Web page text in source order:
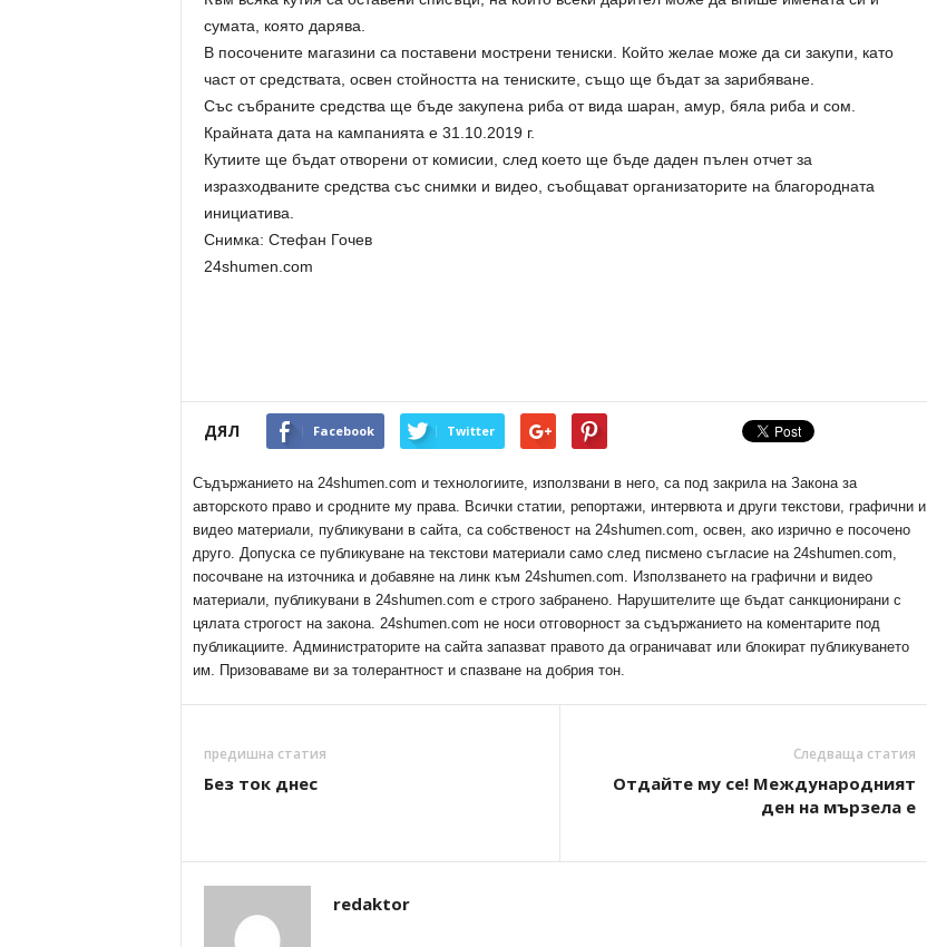
сумата, която дарява.
В посочените магазини са поставени мострени тениски. Който желае може да си закупи, като
част от средствата, освен стойността на тениските, също ще бъдат за зарибяване.
Със събраните средства ще бъде закупена риба от вида шаран, амур, бяла риба и сом.
Крайната дата на кампанията е 31.10.2019 г.
Кутиите ще бъдат отворени от комисии, след което ще бъде даден пълен отчет за
изразходваните средства със снимки и видео, съобщават организаторите на благородната
инициатива.
Снимка: Стефан Гочев
24shumen.com
ДЯЛ Facebook Twitter
Съдържанието на 24shumen.com и технологиите, използвани в него, са под закрила на Закона за
авторското право и сродните му права. Всички статии, репортажи, интервюта и други текстови, графични и
видео материали, публикувани в сайта, са собственост на 24shumen.com, освен, ако изрично е посочено
друго. Допуска се публикуване на текстови материали само след писмено съгласие на 24shumen.com,
посочване на източника и добавяне на линк към 24shumen.com. Използването на графични и видео
материали, публикувани в 24shumen.com е строго забранено. Нарушителите ще бъдат санкционирани с
цялата строгост на закона. 24shumen.com не носи отговорност за съдържанието на коментарите под
публикациите. Администраторите на сайта запазват правото да ограничават или блокират публикуването
им. Призоваваме ви за толерантност и спазване на добрия тон.
предишна статия
Без ток днес
Следваща статия
Отдайте му се! Международният
ден на мързела е
redaktor